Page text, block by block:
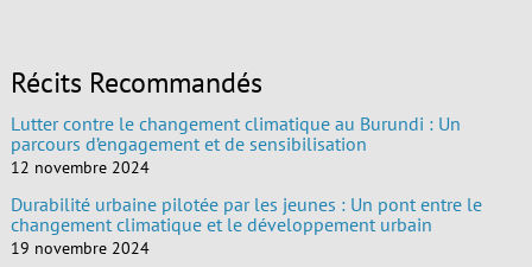
Récits Recommandés
Lutter contre le changement climatique au Burundi : Un
parcours d’engagement et de sensibilisation
12 novembre 2024
Durabilité urbaine pilotée par les jeunes : Un pont entre le
changement climatique et le développement urbain
19 novembre 2024